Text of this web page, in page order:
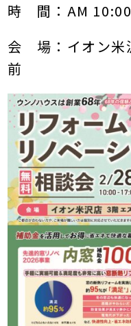
時 間：AM
会 場：イオン米
前